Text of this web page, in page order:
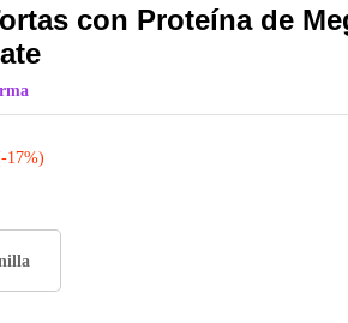
con Proteína de
17%)